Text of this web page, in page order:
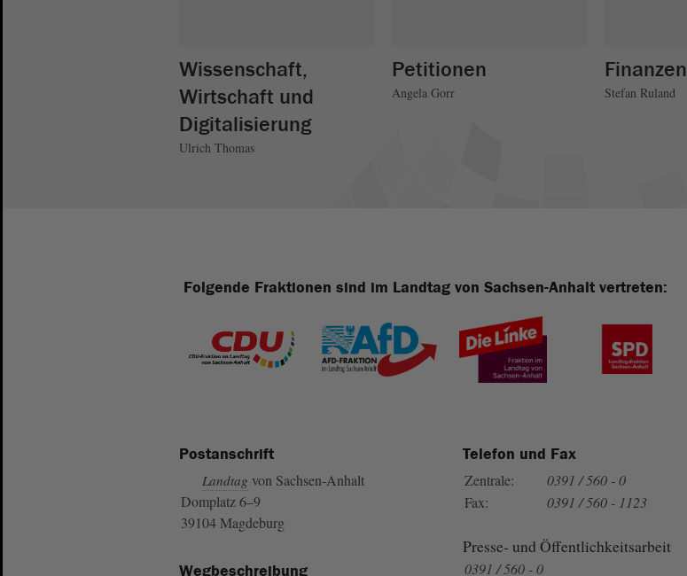
Wissenschaft,
Wirtschaft und
Digitalisierung
Ulrich Thomas
Petitionen
Angela Gorr
Finanzen
Stefan Ruland
Folgende Fraktionen sind im Landtag von Sachsen-Anhalt vertreten:
Postanschrift
Landtag von Sachsen-Anhalt
Domplatz 6–9
39104 Magdeburg
Wegbeschreibung
Telefon und Fax
Zentrale:
0391 / 560 - 0
Fax:
0391 / 560 - 1123
Presse- und Öffentlichkeitsarbeit
0391 / 560 - 0